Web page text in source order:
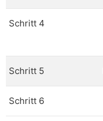
Schritt 4
Schritt 5
Schritt 6